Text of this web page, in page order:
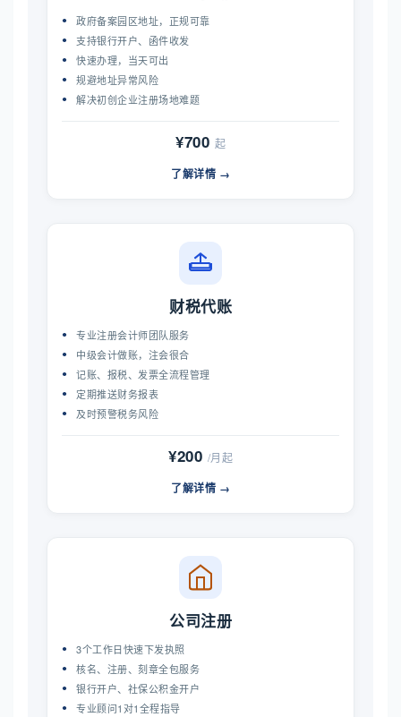
政府备案园区地址，正规可靠
支持银行开户、函件收发
快速办理，当天可出
规避地址异常风险
解决初创企业注册场地难题
¥700 起
了解详情 →
财税代账
专业注册会计师团队服务
中级会计做账，注会很合
记账、报税、发票全流程管理
定期推送财务报表
及时预警税务风险
¥200 /月起
了解详情 →
公司注册
3个工作日快速下发执照
核名、注册、刻章全包服务
银行开户、社保公积金开户
专业顾问1对1全程指导